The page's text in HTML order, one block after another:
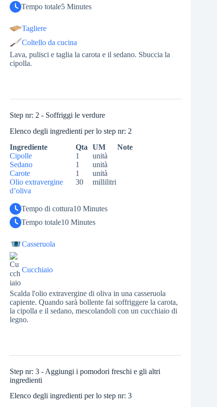
Tempo totale5 Minutes
Tagliere
Coltello da cucina
Lava, pulisci e taglia la carota e il sedano. Sbuccia la
cipolla.
Step nr: 2 - Soffriggi le verdure
Elenco degli ingredienti per lo step nr: 2
Ingrediente
Qta UM
Note
Cipolle
1
unità
Sedano
1
unità
Carote
1
unità
Olio extravergine
d’oliva
30 millilitri
Tempo di cottura10 Minutes
Tempo totale10 Minutes
Casseruola
Cucchiaio
Scalda l'olio extravergine di oliva in una casseruola
capiente. Quando sarà bollente fai soffriggere la carota,
la cipolla e il sedano, mescolandoli con un cucchiaio di
legno.
Step nr: 3 - Aggiungi i pomodori freschi e gli altri
ingredienti
Elenco degli ingredienti per lo step nr: 3